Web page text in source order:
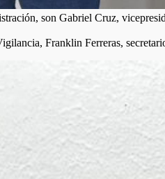
son Gabriel Cruz,
Franklin Ferreras,